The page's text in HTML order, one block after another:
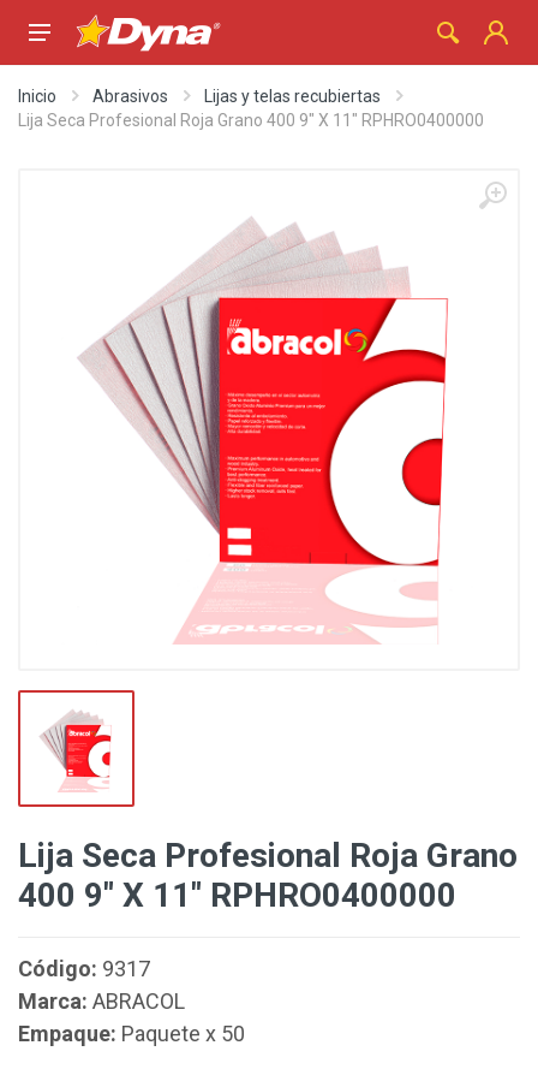
Inicio Abrasivos
Lijas y telas recubiertas
Lija Seca Profesional Roja Grano 400 9" X 11" RPHRO0400000
Lija Seca Profesional Roja Grano
400 9" X 11" RPHRO0400000
Código: 9317
Marca: ABRACOL
Empaque: Paquete x 50